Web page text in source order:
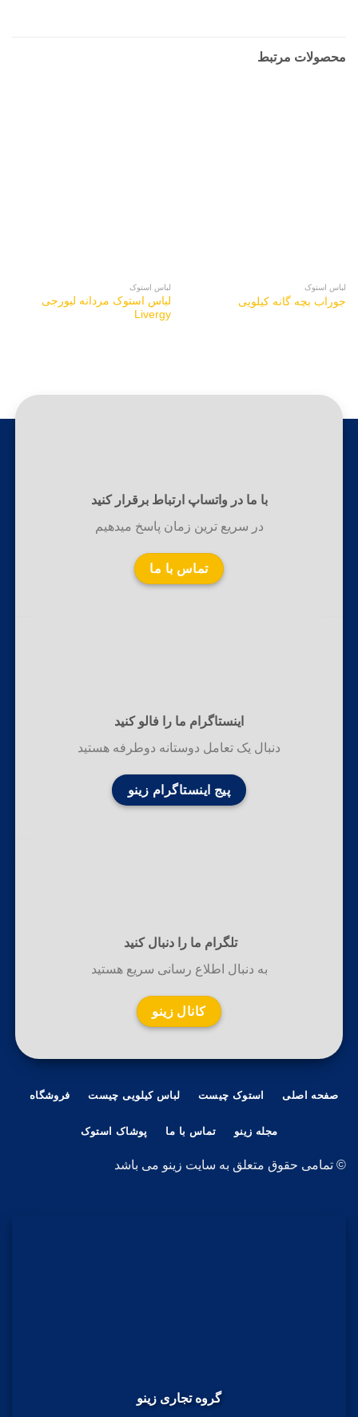
محصولات مرتبط
لباس استوک
جوراب بچه گانه کیلویی
لباس استوک
لباس استوک مردانه لیورجی
Livergy
با ما در واتساپ ارتباط برقرار کنید
در سریع ترین زمان پاسخ میدهیم
تماس با ما
اینستاگرام ما را فالو کنید
دنبال یک تعامل دوستانه دوطرفه هستید
پیج اینستاگرام زینو
تلگرام ما را دنبال کنید
به دنبال اطلاع رسانی سریع هستید
کانال زینو
صفحه اصلی استوک چیست لباس کیلویی چیست فروشگاه
مجله زینو تماس با ما پوشاک استوک
© تمامی حقوق متعلق به سایت زینو می باشد
گروه تجاری زینو